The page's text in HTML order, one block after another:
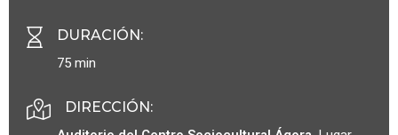
DURACIÓN:
75 min
DIRECCIÓN: